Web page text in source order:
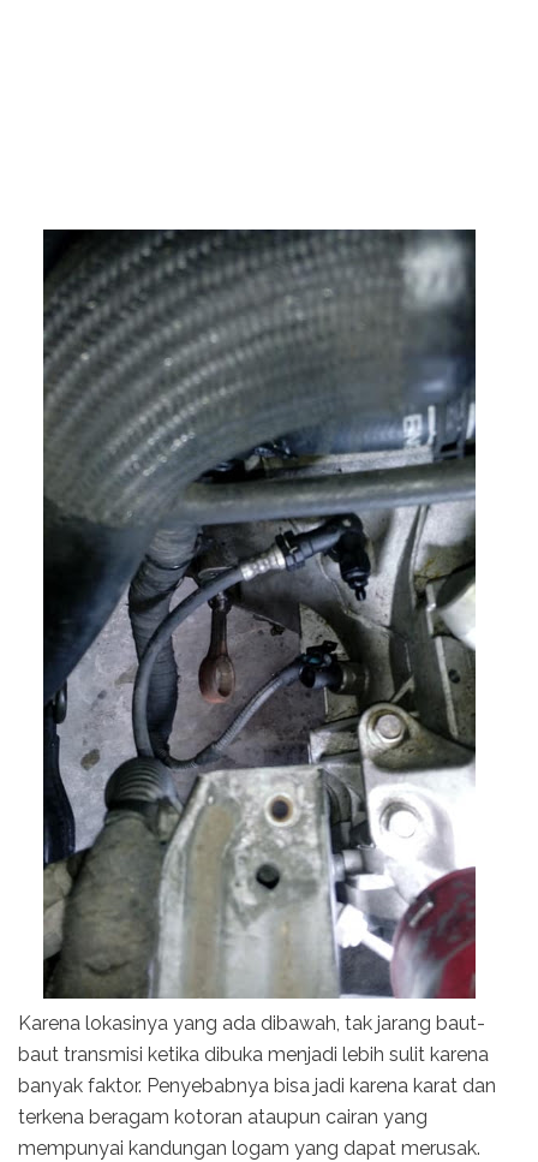
Karena lokasinya yang ada dibawah, tak jarang baut-
baut transmisi ketika dibuka menjadi lebih sulit karena
banyak faktor. Penyebabnya bisa jadi karena karat dan
terkena beragam kotoran ataupun cairan yang
mempunyai kandungan logam yang dapat merusak.